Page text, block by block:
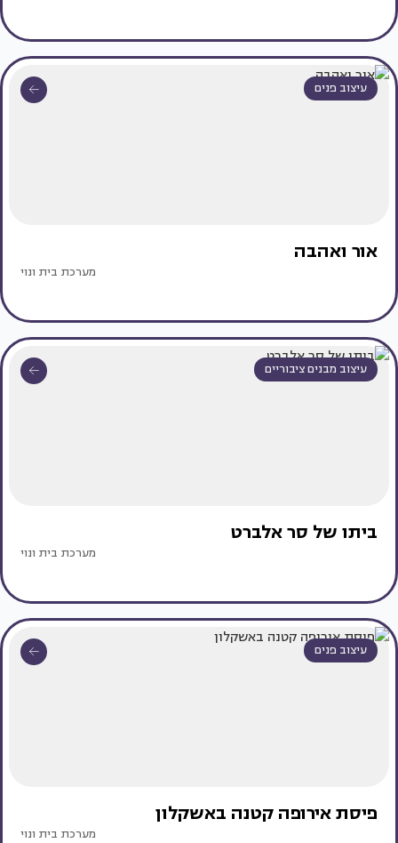
עיצוב פנים
אור ואהבה
מערכת בית ונוי
עיצוב מבנים ציבוריים
ביתו של סר אלברט
מערכת בית ונוי
עיצוב פנים
פיסת אירופה קטנה באשקלון
מערכת בית ונוי